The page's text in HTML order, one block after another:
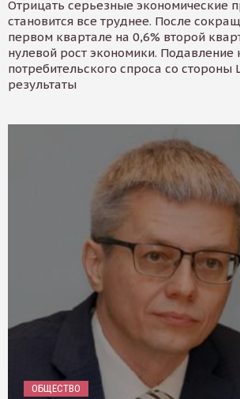
Отрицать серьезные экономические
становится все труднее. После
первом квартале на 0,6% второй
нулевой рост экономики. Подавление
потребительского спроса со стороны
результаты
ОБЩЕСТВО